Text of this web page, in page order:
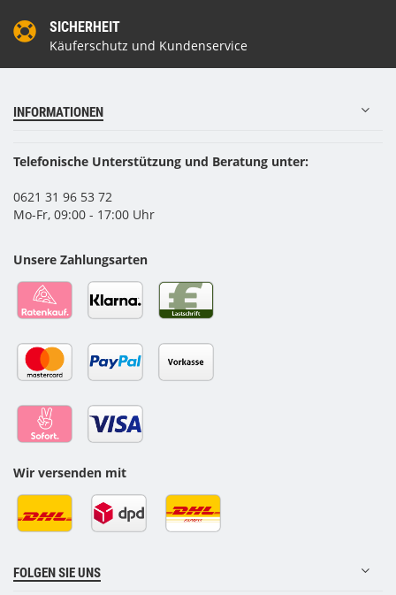
SICHERHEIT
Käuferschutz und Kundenservice
INFORMATIONEN
Telefonische Unterstützung und Beratung unter:
0621 31 96 53 72
Mo-Fr, 09:00 - 17:00 Uhr
Unsere Zahlungsarten
Wir versenden mit
FOLGEN SIE UNS